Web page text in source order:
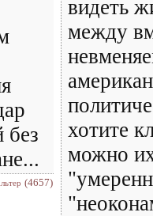
без
(4657)
видеть
между
хотите
можно